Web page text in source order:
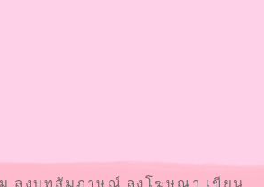
ลงบทสัมภาษณ์ ลงโฆษณา เขียน